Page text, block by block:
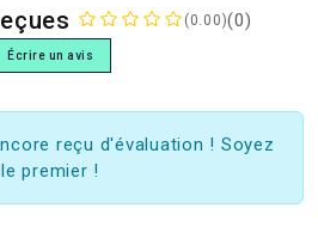
(0.00)(0)
Écrire un avis
reçu d'évaluation ! Soyez
le premier !